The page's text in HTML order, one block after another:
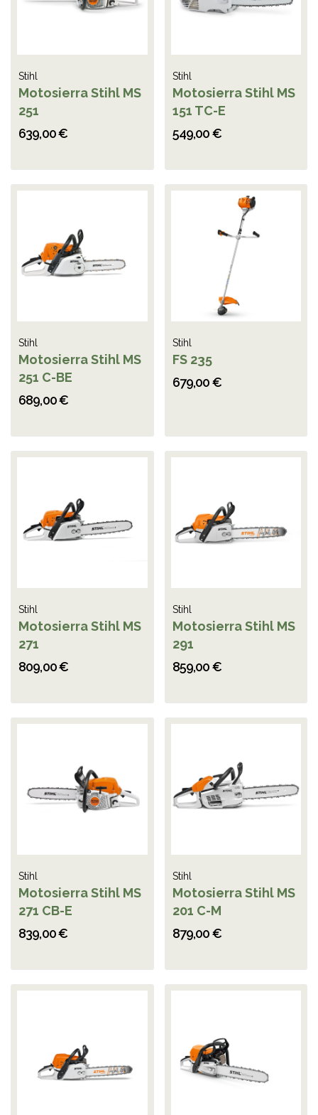
Stihl
Motosierra Stihl MS
251
639,00 €
Stihl
Motosierra Stihl MS
151 TC-E
549,00 €
Stihl
Motosierra Stihl MS
251 C-BE
689,00 €
Stihl
FS 235
679,00 €
Stihl
Motosierra Stihl MS
271
809,00 €
Stihl
Motosierra Stihl MS
291
859,00 €
Stihl
Motosierra Stihl MS
271 CB-E
839,00 €
Stihl
Motosierra Stihl MS
201 C-M
879,00 €